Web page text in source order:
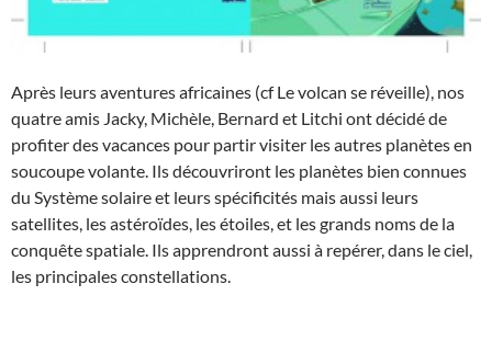
Après leurs aventures africaines (cf Le volcan se réveille), nos
quatre amis Jacky, Michèle, Bernard et Litchi ont décidé de
profiter des vacances pour partir visiter les autres planètes en
soucoupe volante. Ils découvriront les planètes bien connues
du Système solaire et leurs spécificités mais aussi leurs
satellites, les astéroïdes, les étoiles, et les grands noms de la
conquête spatiale. Ils apprendront aussi à repérer, dans le ciel,
les principales constellations.